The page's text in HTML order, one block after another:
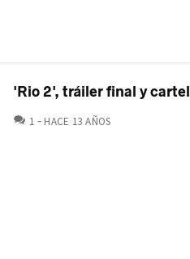
'Rio 2', tráiler final y cartel
1 COMENTARIOS
HACE 13 AÑOS